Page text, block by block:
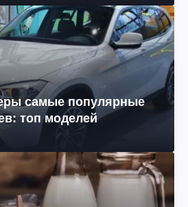
самые популярные
топ моделей